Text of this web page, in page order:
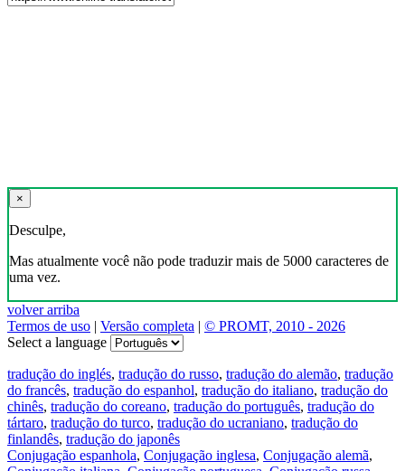
×
Desculpe,
Mas atualmente você não pode traduzir mais de 5000 caracteres de
uma vez.
volver arriba
Termos de uso | Versão completa | © PROMT, 2010 - 2026
Select a language
tradução do inglés, tradução do russo, tradução do alemão, tradução
do francês, tradução do espanhol, tradução do italiano, tradução do
chinês, tradução do coreano, tradução do português, tradução do
tártaro, tradução do turco, tradução do ucraniano, tradução do
finlandês, tradução do japonês
Conjugação espanhola, Conjugação inglesa, Conjugação alemã,